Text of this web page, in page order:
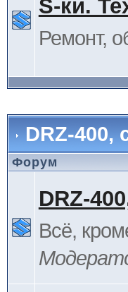
S-ки.
Ремонт,
DRZ-400,
Форум
DRZ-
Всё,